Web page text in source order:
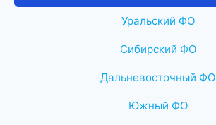
Уральский ФО
Сибирский ФО
Дальневосточный ФО
Южный ФО